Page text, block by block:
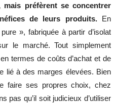
préfèrent se concentrer
de leurs produits.En
», fabriquée à partir d’isolat
le marché. Tout simplement
termes de coûts d’achat et de
lié à des marges élevées. Bien
faire ses propres choix, chez
pas qu’il soit judicieux d’utiliser